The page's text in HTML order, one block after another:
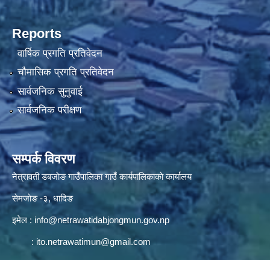
Reports
वार्षिक प्रगति प्रतिवेदन
चौमासिक प्रगति प्रतिवेदन
सार्वजनिक सुनुवाई
सार्वजनिक परीक्षण
सम्पर्क विवरण
नेत्रावती डबजाेङ गाउँपालिका गाउँ कार्यपालिकाकाे कार्यालय
सेमजाेङ -३, धादिङ
इमेल : info@netrawatidabjongmun.gov.np
: ito.netrawatimun@gmail.com